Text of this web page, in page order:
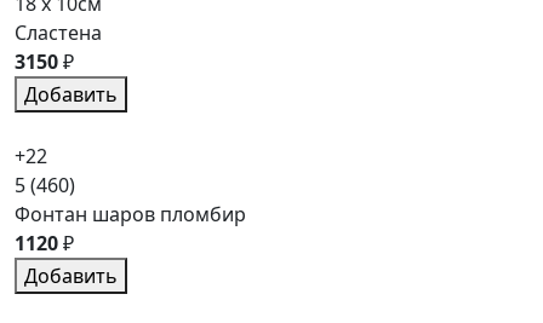
Сластена
3150₽
Добавить
+22
5(460)
Фонтан шаров пломбир
1120₽
Добавить